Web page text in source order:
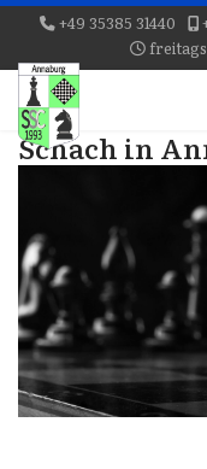
+49 35385 31440
freitags
Schach in